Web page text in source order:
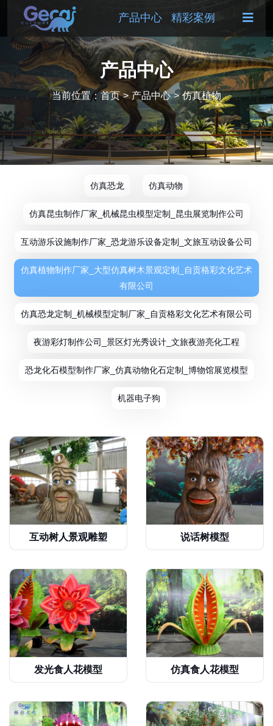
产品中心 精彩案例
产品中心
当前位置：首页 > 产品中心 > 仿真植物
仿真恐龙 仿真动物
仿真昆虫制作厂家_机械昆虫模型定制_昆虫展览制作公司
互动游乐设施制作厂家_恐龙游乐设备定制_文旅互动设备公司
仿真植物制作厂家_大型仿真树木景观定制_自贡格彩文化艺术
有限公司
仿真恐龙定制_机械模型定制厂家_自贡格彩文化艺术有限公司
夜游彩灯制作公司_景区灯光秀设计_文旅夜游亮化工程
恐龙化石模型制作厂家_仿真动物化石定制_博物馆展览模型
机器电子狗
互动树人景观雕塑 说话树模型
发光食人花模型 仿真食人花模型